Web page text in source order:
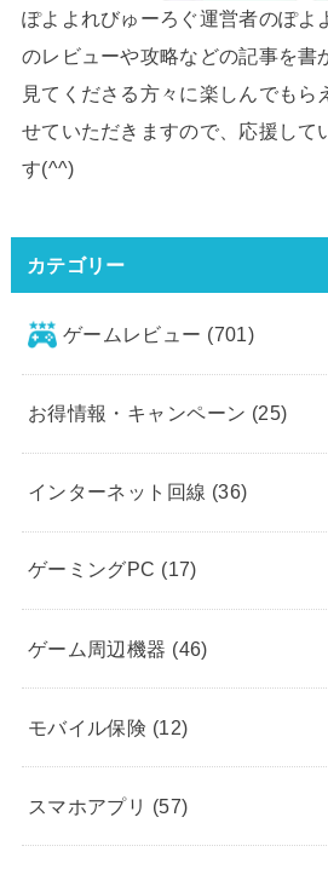
ぽよよれびゅーろぐ運営者のぽよ
のレビューや攻略などの記事を書
見てくださる方々に楽しんでもら
せていただきますので、応援して
す(^^)
カテゴリー
ゲームレビュー (701)
お得情報・キャンペーン (25)
インターネット回線 (36)
ゲーミングPC (17)
ゲーム周辺機器 (46)
モバイル保険 (12)
スマホアプリ (57)